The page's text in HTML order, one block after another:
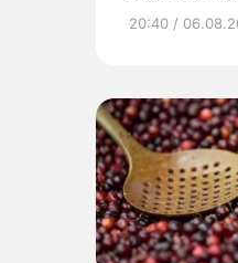
20:40 /